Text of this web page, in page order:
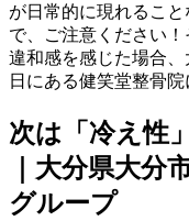
が日常的に現れるこ
で、ご注意ください
違和感を感じた場合
日にある健笑堂整骨院
次は「冷え性
｜大分県大
グループ